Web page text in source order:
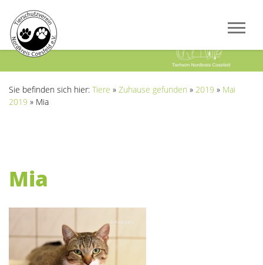
Sie befinden sich hier: Tiere » Zuhause gefunden » 2019 » Mai
2019 » Mia
Mia